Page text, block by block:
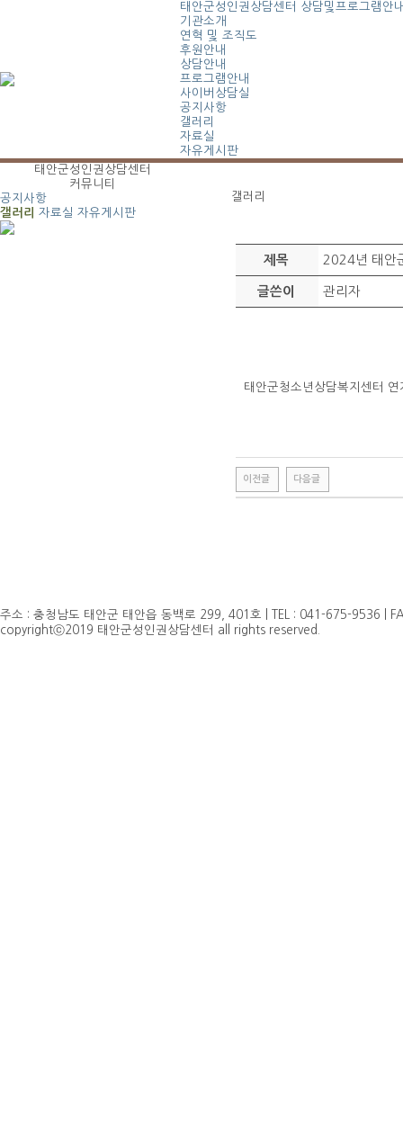
태안군성인권상담센터
상담및프로그램안
기관소개
연혁 및 조직도
후원안내
상담안내
프로그램안내
사이버상담실
공지사항
갤러리
자료실
자유게시판
태안군성인권상담센터
커뮤니티
공지사항
갤러리
자료실 자유게시판
갤러리
제목 2024년 태안
글쓴이 관리자
태안군청소년상담복지센터
이전글 다음글
주소 : 충청남도 태안군 태안읍 동백로 299, 401호 | TEL : 041-675-9536 |
copyrightⓒ2019 태안군성인권상담센터 all rights reserved.